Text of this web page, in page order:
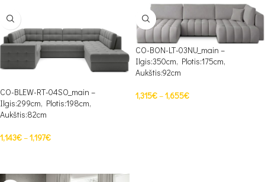
CO-BLEW-RT-04SO_main –
Ilgis:299cm, Plotis:198cm,
Aukštis:82cm
1,143€–1,197€
CO-BON-LT-03NU_main –
Ilgis:350cm, Plotis:175cm,
Aukštis:92cm
1,315€–1,655€